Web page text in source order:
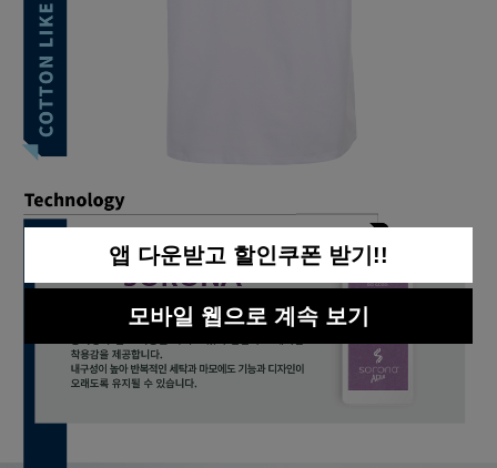
앱 다운받고 할인쿠폰 받기!!
모바일 웹으로 계속 보기